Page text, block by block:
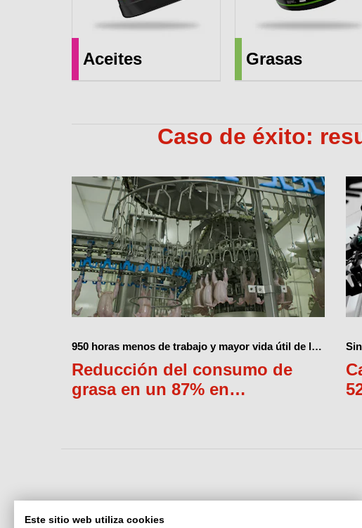
Aceites Grasas
Caso de éxito:
950 horas menos de trabajo y mayor vida útil de los
rodamientos
Reducción del consumo de
grasa en un 87% en
Este sitio web utiliza cookies